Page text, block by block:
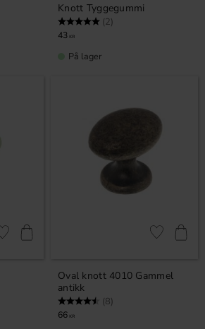
Knott Tyggegummi
Karakter: (2)
43 KR
På lager
Lagre som favoritt
Oval knott 4010 Gammel
antikk
Karakter: (8)
66 KR
Lagre som